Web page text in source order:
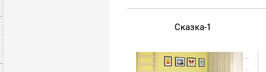
Сказка-1